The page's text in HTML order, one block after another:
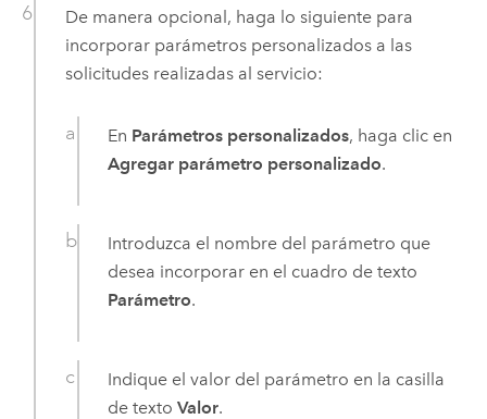
De manera opcional, haga lo siguiente para
incorporar parámetros personalizados a las
solicitudes realizadas al servicio:
En Parámetros personalizados, haga clic en
Agregar parámetro personalizado.
Introduzca el nombre del parámetro que
desea incorporar en el cuadro de texto
Parámetro.
Indique el valor del parámetro en la casilla
de textoValor.